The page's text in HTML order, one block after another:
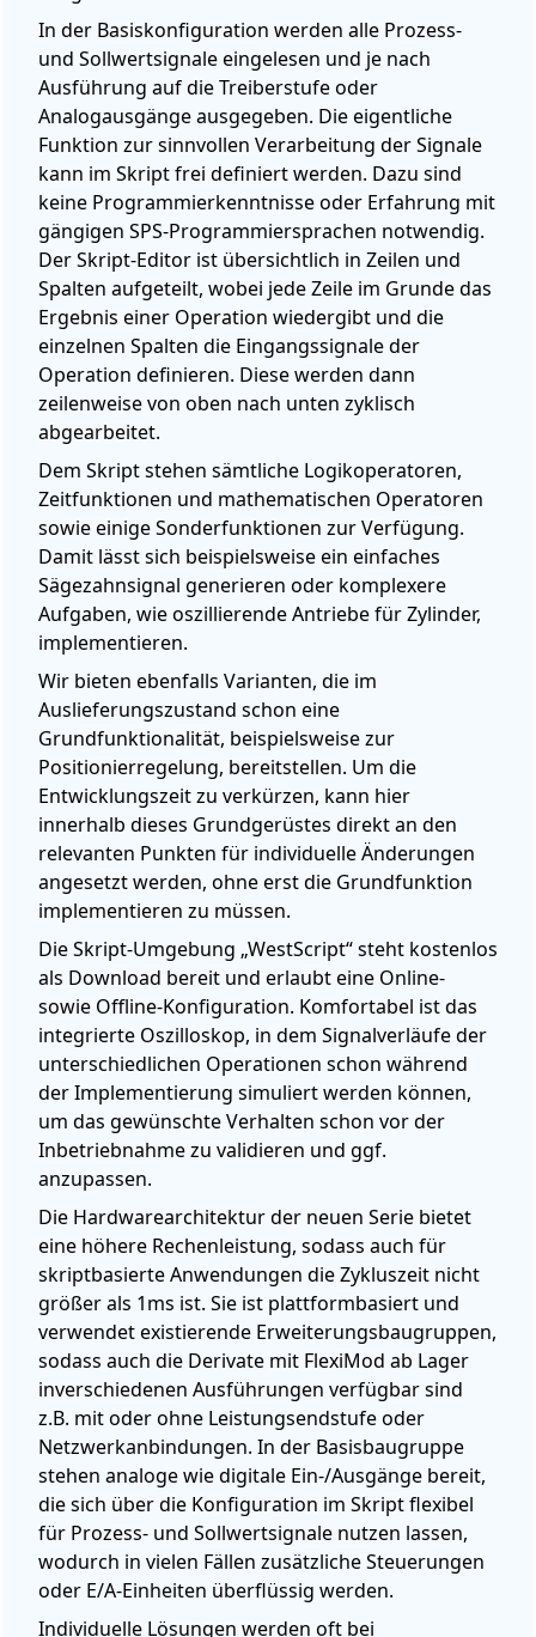
In der Basiskonfiguration werden alle Prozess-
und Sollwertsignale eingelesen und je nach
Ausführung auf die Treiberstufe oder
Analogausgänge ausgegeben. Die eigentliche
Funktion zur sinnvollen Verarbeitung der Signale
kann im Skript frei definiert werden. Dazu sind
keine Programmierkenntnisse oder Erfahrung mit
gängigen SPS-Programmiersprachen notwendig.
Der Skript-Editor ist übersichtlich in Zeilen und
Spalten aufgeteilt, wobei jede Zeile im Grunde das
Ergebnis einer Operation wiedergibt und die
einzelnen Spalten die Eingangssignale der
Operation definieren. Diese werden dann
zeilenweise von oben nach unten zyklisch
abgearbeitet.
Dem Skript stehen sämtliche Logikoperatoren,
Zeitfunktionen und mathematischen Operatoren
sowie einige Sonderfunktionen zur Verfügung.
Damit lässt sich beispielsweise ein einfaches
Sägezahnsignal generieren oder komplexere
Aufgaben, wie oszillierende Antriebe für Zylinder,
implementieren.
Wir bieten ebenfalls Varianten, die im
Auslieferungszustand schon eine
Grundfunktionalität, beispielsweise zur
Positionierregelung, bereitstellen. Um die
Entwicklungszeit zu verkürzen, kann hier
innerhalb dieses Grundgerüstes direkt an den
relevanten Punkten für individuelle Änderungen
angesetzt werden, ohne erst die Grundfunktion
implementieren zu müssen.
Die Skript-Umgebung „WestScript“ steht kostenlos
als Download bereit und erlaubt eine Online-
sowie Offline-Konfiguration. Komfortabel ist das
integrierte Oszilloskop, in dem Signalverläufe der
unterschiedlichen Operationen schon während
der Implementierung simuliert werden können,
um das gewünschte Verhalten schon vor der
Inbetriebnahme zu validieren und ggf.
anzupassen.
Die Hardwarearchitektur der neuen Serie bietet
eine höhere Rechenleistung, sodass auch für
skriptbasierte Anwendungen die Zykluszeit nicht
größer als 1ms ist. Sie ist plattformbasiert und
verwendet existierende Erweiterungsbaugruppen,
sodass auch die Derivate mit FlexiMod ab Lager
inverschiedenen Ausführungen verfügbar sind
z.B. mit oder ohne Leistungsendstufe oder
Netzwerkanbindungen. In der Basisbaugruppe
stehen analoge wie digitale Ein-/Ausgänge bereit,
die sich über die Konfiguration im Skript flexibel
für Prozess- und Sollwertsignale nutzen lassen,
wodurch in vielen Fällen zusätzliche Steuerungen
oder E/A-Einheiten überflüssig werden.
Individuelle Lösungen werden oft bei